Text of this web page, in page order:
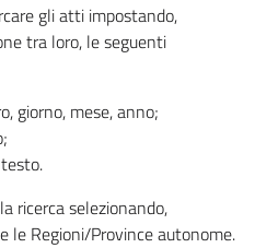
gli atti impostando,
tra loro, le seguenti
giorno, mese, anno;
ricerca selezionando,
Regioni/Province autonome.